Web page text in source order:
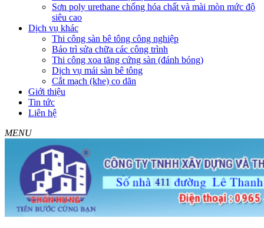
Sơn poly urethane chống hóa chất và mài mòn mức độ
siêu cao
Dịch vụ khác
Thi công sàn bê tông công nghiệp
Bảo trì sửa chữa các công trình
Thi công xoa tăng cứng sàn (đánh bóng)
Dịch vụ mái sàn bê tông
Cắt mạch (khe) co dãn
Giới thiệu
Tin tức
Liên hệ
MENU